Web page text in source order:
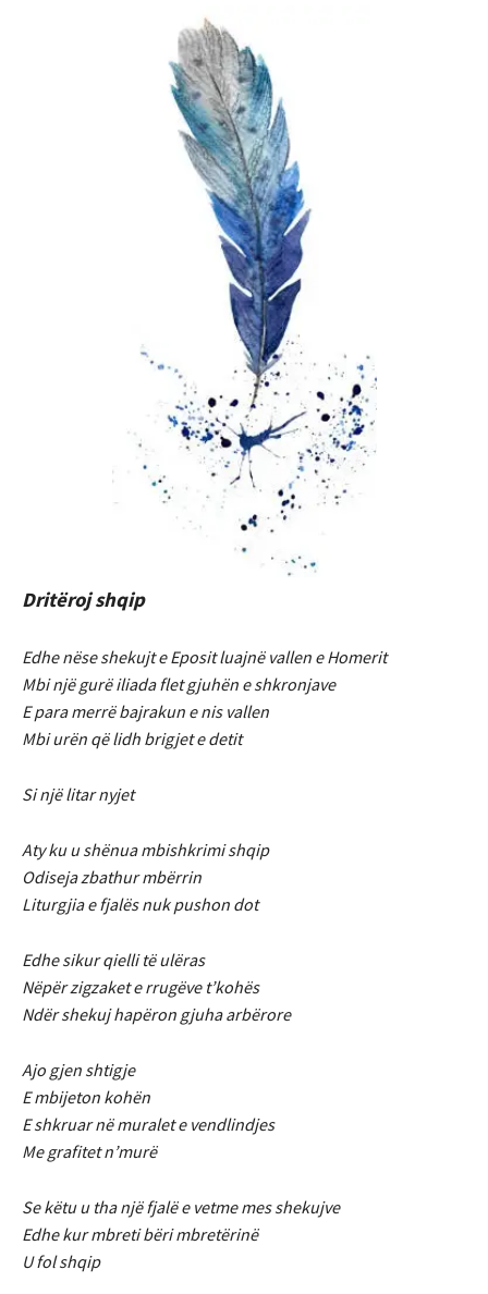
Dritëroj shqip
Edhe nëse shekujt e Eposit luajnë vallen e Homerit
Mbi një gurë iliada flet gjuhën e shkronjave
E para merrë bajrakun e nis vallen
Mbi urën që lidh brigjet e detit
Si një litar nyjet
Aty ku u shënua mbishkrimi shqip
Odiseja zbathur mbërrin
Liturgjia e fjalës nuk pushon dot
Edhe sikur qielli të ulëras
Nëpër zigzaket e rrugëve t’kohës
Ndër shekuj hapëron gjuha arbërore
Ajo gjen shtigje
E mbijeton kohën
E shkruar në muralet e vendlindjes
Me grafitet n’murë
Se këtu u tha një fjalë e vetme mes shekujve
Edhe kur mbreti bëri mbretërinë
U fol shqip